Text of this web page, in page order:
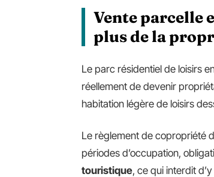
Vente parcelle
plus de la
Le parc résidentiel de loisirs
réellement de devenir
habitation légère de loisirs
Le règlement de copropriété
périodes d’occupation,
touristique, ce qui interdit